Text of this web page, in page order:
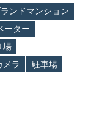
ンドマンション
ーター
場
メラ
駐車場